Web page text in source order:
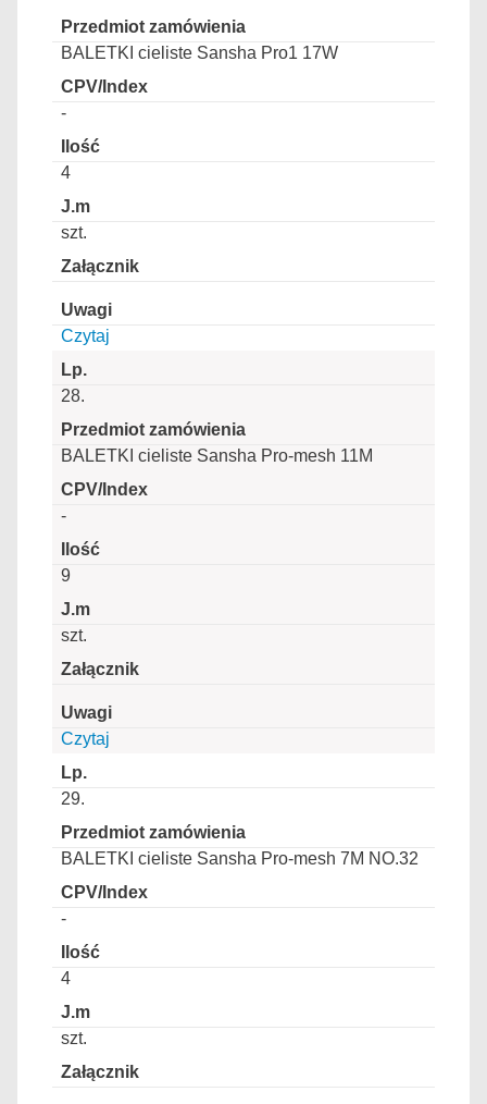
BALETKI cieliste Sansha Pro1 17W
-
4
szt.
Czytaj
28.
BALETKI cieliste Sansha Pro-mesh 11M
-
9
szt.
Czytaj
29.
BALETKI cieliste Sansha Pro-mesh 7M NO.32
-
4
szt.